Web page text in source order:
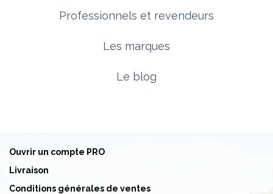
Professionnels et revendeurs
Les marques
Le blog
Ouvrir un compte PRO
Livraison
Conditions générales de ventes